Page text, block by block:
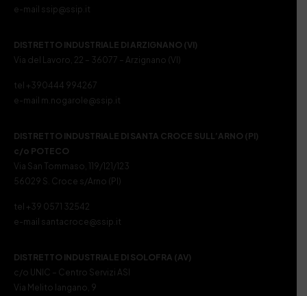
e-mail ssip@ssip.it
DISTRETTO INDUSTRIALE DI ARZIGNANO (VI)
Via del Lavoro, 22 – 36077 – Arzignano (VI)
tel +390444 994267
e-mail m.nogarole@ssip.it
DISTRETTO INDUSTRIALE DI SANTA CROCE SULL’ARNO (PI)
c/o POTECO
Via San Tommaso, 119/121/123
56029 S. Croce s/Arno (PI)
tel +39 0571 32542
e-mail santacroce@ssip.it
DISTRETTO INDUSTRIALE DI SOLOFRA (AV)
c/o UNIC – Centro Servizi ASI
Via Melito Iangano, 9